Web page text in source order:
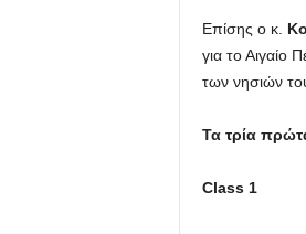
Επίσης ο κ.
για το Αιγαίο
των νησιών
Τα τρία
Class 1